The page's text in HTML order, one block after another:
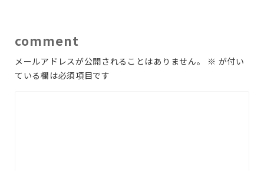
comment
メールアドレスが公開されることはありません。 ※ が付い
ている欄は必須項目です